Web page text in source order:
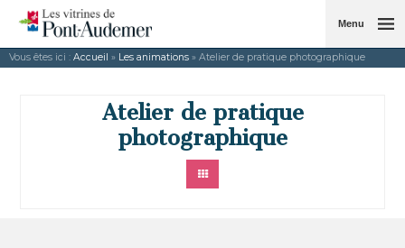
Menu
Vous êtes ici : Accueil » Les animations » Atelier de pratique photographique
Atelier de pratique
photographique